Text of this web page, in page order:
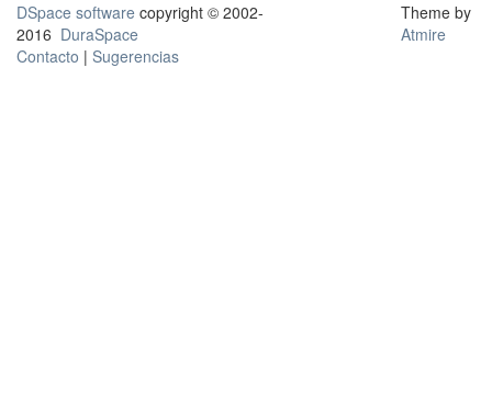
DSpace software copyright © 2002-
2016 DuraSpace
Contacto | Sugerencias
Theme by
Atmire